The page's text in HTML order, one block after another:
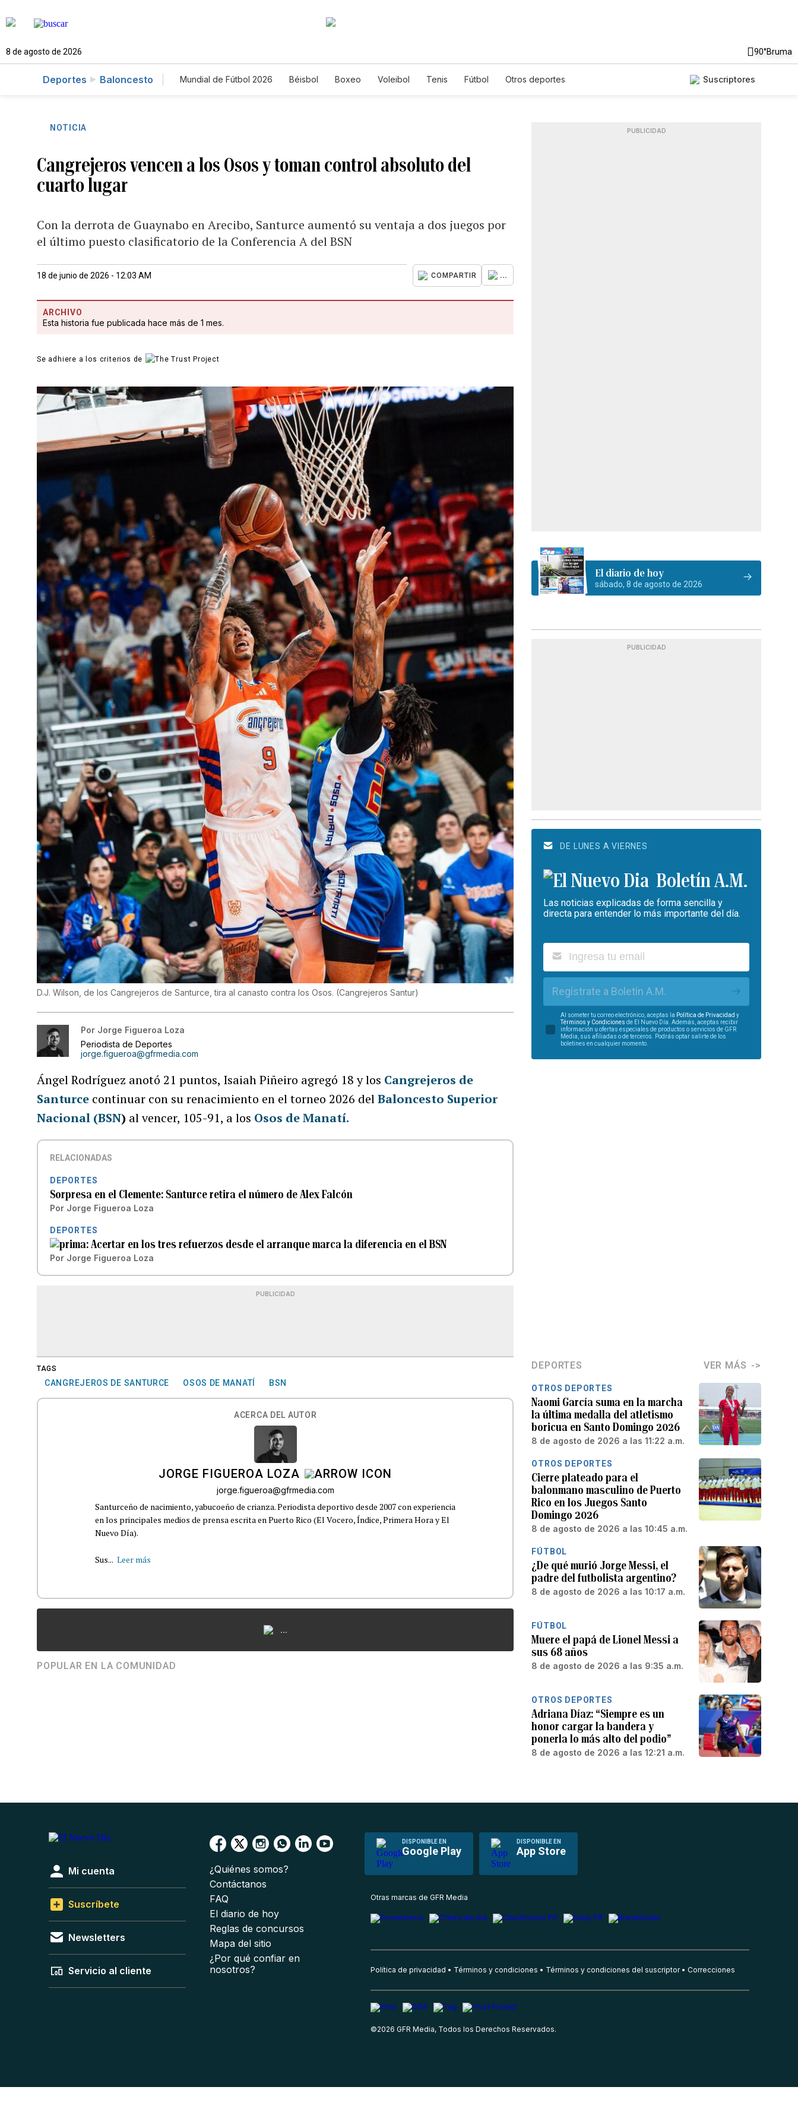
8 de agosto de 2026 90°Bruma
Deportes Baloncesto Mundial de Fútbol 2026 Béisbol Boxeo Voleibol Tenis Fútbol Otros deportes Suscriptores
NOTICIA
Cangrejeros vencen a los Osos y toman control absoluto del
cuarto lugar
Con la derrota de Guaynabo en Arecibo, Santurce aumentó su ventaja a dos juegos por
el último puesto clasificatorio de la Conferencia A del BSN
18 de junio de 2026 - 12:03 AM COMPARTIR ...
ARCHIVO
Esta historia fue publicada hace más de 1 mes.
Se adhiere a los criterios de
D.J. Wilson, de los Cangrejeros de Santurce, tira al canasto contra los Osos. (Cangrejeros Santur)
Por Jorge Figueroa Loza
Periodista de Deportes
jorge.figueroa@gfrmedia.com
Ángel Rodríguez anotó 21 puntos, Isaiah Piñeiro agregó 18 y los Cangrejeros de
Santurce continuar con su renacimiento en el torneo 2026 delBaloncesto Superior
Nacional (BSN) al vencer, 105-91, a los Osos de Manatí.
RELACIONADAS
DEPORTES
Sorpresa en el Clemente: Santurce retira el número de Alex Falcón
Por Jorge Figueroa Loza
DEPORTES
Acertar en los tres refuerzos desde el arranque marca la diferencia en el BSN
Por Jorge Figueroa Loza
PUBLICIDAD
TAGS
CANGREJEROS DE SANTURCE OSOS DE MANATÍ BSN
ACERCA DEL AUTOR
JORGE FIGUEROA LOZA
jorge.figueroa@gfrmedia.com
Santurceño de nacimiento, yabucoeño de crianza. Periodista deportivo desde 2007 con experiencia
en los principales medios de prensa escrita en Puerto Rico (El Vocero, Índice, Primera Hora y El
Nuevo Día).
Sus... Leer más
...
POPULAR EN LA COMUNIDAD
PUBLICIDAD
El diario de hoy
sábado, 8 de agosto de 2026
PUBLICIDAD
DE LUNES A VIERNES
Boletín A.M.
Las noticias explicadas de forma sencilla y
directa para entender lo más importante del día.
Regístrate a Boletín A.M.
Al someter tu correo electrónico, aceptas la Política de Privacidad y
Términos y Condiciones de El Nuevo Día. Además, aceptas recibir
información u ofertas especiales de productos o servicios de GFR
Media, sus afiliadas o de terceros. Podrás optar salirte de los
boletines en cualquier momento.
DEPORTES VER MÁS
OTROS DEPORTES
Naomi García suma en la marcha
la última medalla del atletismo
boricua en Santo Domingo 2026
8 de agosto de 2026 a las 11:22 a.m.
OTROS DEPORTES
Cierre plateado para el
balonmano masculino de Puerto
Rico en los Juegos Santo
Domingo 2026
8 de agosto de 2026 a las 10:45 a.m.
FÚTBOL
¿De qué murió Jorge Messi, el
padre del futbolista argentino?
8 de agosto de 2026 a las 10:17 a.m.
FÚTBOL
Muere el papá de Lionel Messi a
sus 68 años
8 de agosto de 2026 a las 9:35 a.m.
OTROS DEPORTES
Adriana Díaz: “Siempre es un
honor cargar la bandera y
ponerla lo más alto del podio”
8 de agosto de 2026 a las 12:21 a.m.
DISPONIBLE EN
Google Play
DISPONIBLE EN
App Store
Mi cuenta
Suscríbete
Newsletters
Servicio al cliente
¿Quiénes somos?
Contáctanos
FAQ
El diario de hoy
Reglas de concursos
Mapa del sitio
¿Por qué confiar en
nosotros?
Otras marcas de GFR Media
Política de privacidad Términos y condiciones Términos y condiciones del suscriptor Correcciones
©2026 GFR Media, Todos los Derechos Reservados.